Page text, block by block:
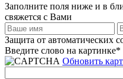
Заполните поля ниже и в
свяжется с Вами
Защита от автоматических
Введите слово на картинке*
Обновить